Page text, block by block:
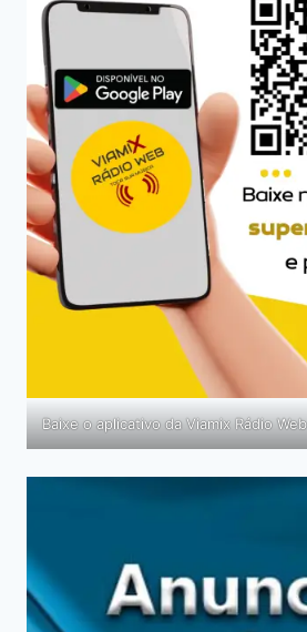
Baixe o aplicativo da Viamix Rádio